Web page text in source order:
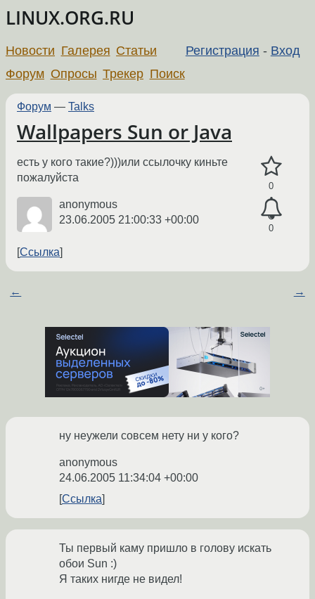
LINUX.ORG.RU
Регистрация - Вход
Новости Галерея Статьи
Форум Опросы Трекер Поиск
Форум — Talks
Wallpapers Sun or Java
0
0
есть у кого такие?)))или ссылочку киньте
пожалуйста
anonymous
23.06.2005 21:00:33 +00:00
Ссылка
← →
ну неужели совсем нету ни у кого?
anonymous
24.06.2005 11:34:04 +00:00
Ссылка
Ты первый каму пришло в голову искать
обои Sun :)
Я таких нигде не видел!